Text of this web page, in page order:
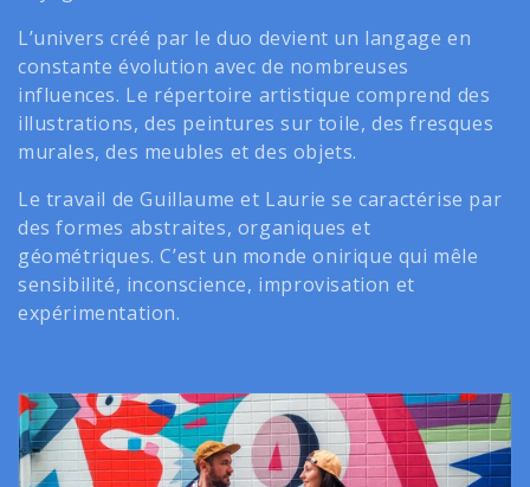
t
i
o
n
:
L’univers créé par le duo devient un langage en
constante évolution avec de nombreuses
influences. Le répertoire artistique comprend des
illustrations, des peintures sur toile, des fresques
murales, des meubles et des objets.
Le travail de Guillaume et Laurie se caractérise par
des formes abstraites, organiques et
géométriques. C’est un monde onirique qui mêle
sensibilité, inconscience, improvisation et
expérimentation.